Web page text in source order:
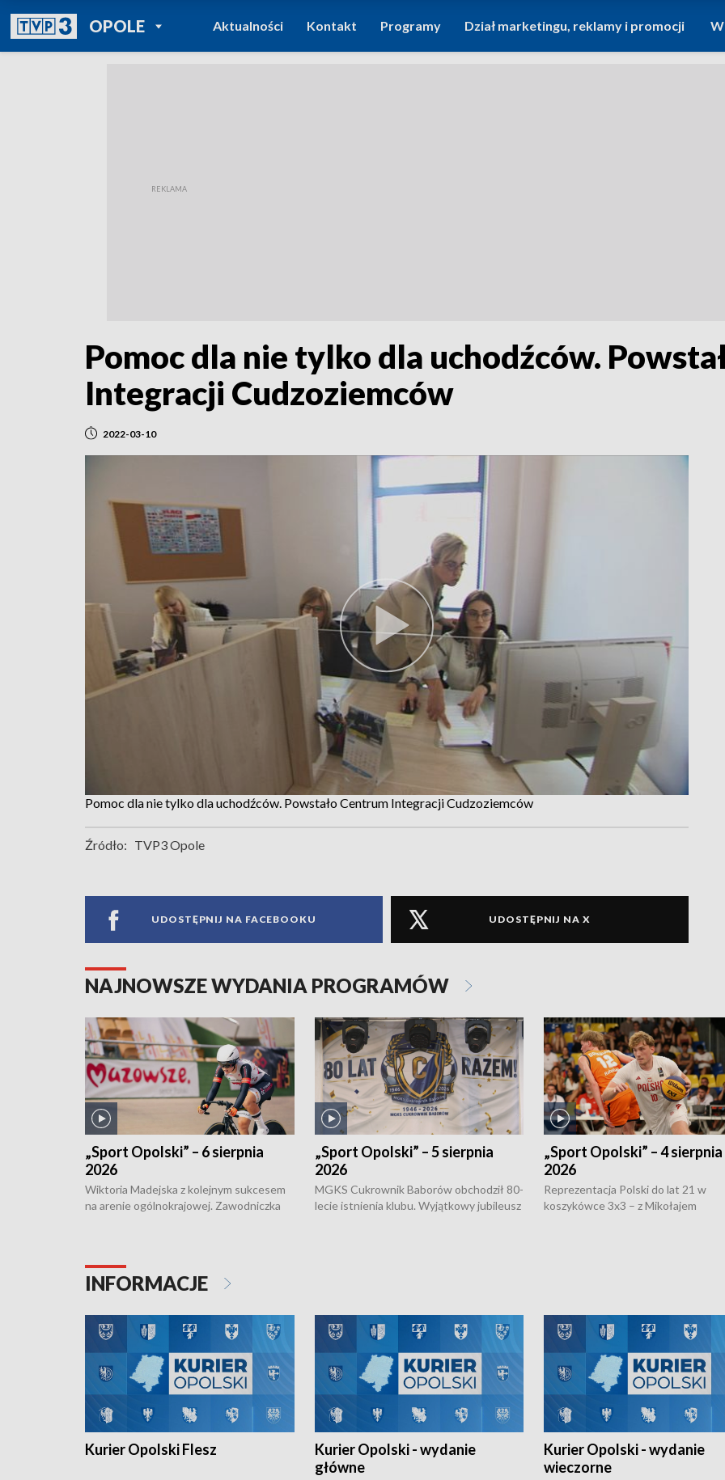
OPOLEPOWRÓT DO
TVP REGIONY
Aktualności Kontakt Programy Dział marketingu, reklamy i promocji
Pomoc dla nie tylko dla uchodźców.
Integracji Cudzoziemców
2022-03-10
Pomoc dla nie tylko dla uchodźców. Powstało Centrum Integracji Cudzoziemców
Źródło: TVP3 Opole
UDOSTĘPNIJ NA FACEBOOKU UDOSTĘPNIJ NA X
NAJNOWSZE WYDANIA PROGRAMÓW
„Sport Opolski” – 6 sierpnia
2026
Wiktoria Madejska z kolejnym sukcesem
na arenie ogólnokrajowej. Zawodniczka
torowym.
„Sport Opolski” – 5 sierpnia
2026
MGKS Cukrownik Baborów obchodził 80-
lecie istnienia klubu. Wyjątkowy jubileusz
„Sport Opolski” – 4 sierpnia
2026
Reprezentacja Polski do lat 21 w
koszykówce 3x3 – z Mikołajem
INFORMACJE
Kurier Opolski Flesz
Kurier Opolski - wydanie
główne
Kurier Opolski - wydanie
wieczorne